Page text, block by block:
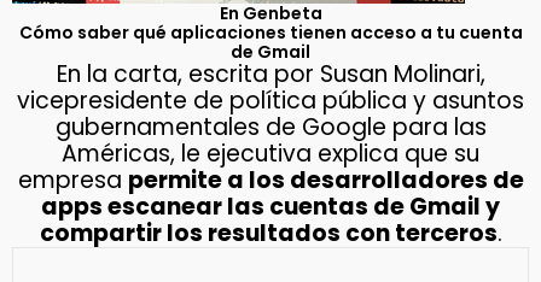
En Genbeta
Cómo saber qué aplicaciones tienen acceso a tu cuenta
de Gmail
En la carta, escrita por Susan Molinari,
vicepresidente de política pública y asuntos
gubernamentales de Google para las
Américas, le ejecutiva explica que su
empresa permite a los desarrolladores de
apps escanear las cuentas de Gmail y
compartir los resultados con terceros.